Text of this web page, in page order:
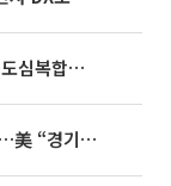
영끌 '주택공급' 대책 임박⋯비아파트·도심복합까지 총동원
이란, 미국에 호르무즈 합의 조건 제시…美 “경기 아직 안 끝나” [종합]